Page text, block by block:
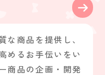
な商品を提供し、
めるお手伝いをい
商品の企画・開発